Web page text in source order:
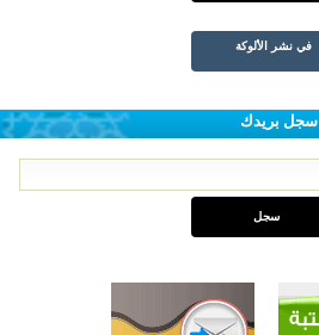
في نشر الألوكة
سجل بريدك